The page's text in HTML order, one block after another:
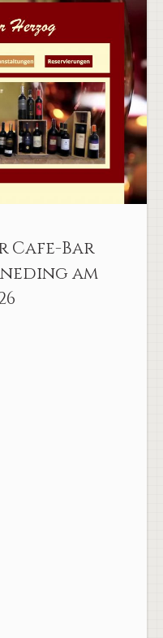
Cafe-Bar
am